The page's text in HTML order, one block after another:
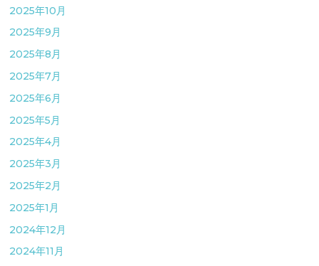
2025年10月
2025年9月
2025年8月
2025年7月
2025年6月
2025年5月
2025年4月
2025年3月
2025年2月
2025年1月
2024年12月
2024年11月